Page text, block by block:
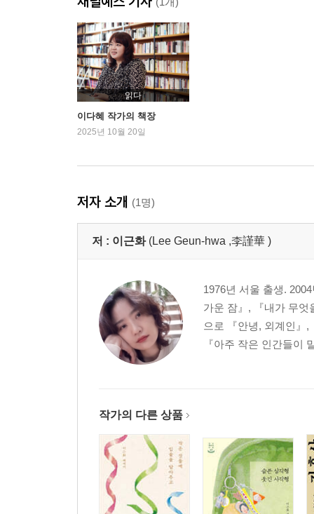
읽다
이다혜 작가의 책장
2025년 10월 20일
저자 소개 (1명)
저 : 이근화 (Lee Geun-hwa ,李謹華 )
1976년 서울 출생.
가운 잠』, 『내가 무
으로 『안녕, 외계인』
『아주 작은 인간들이
작가의 다른 상품